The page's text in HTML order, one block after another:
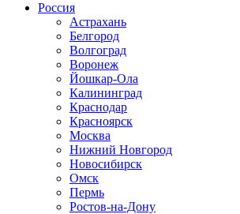
Россия
Астрахань
Белгород
Волгоград
Воронеж
Йошкар-Ола
Калининград
Краснодар
Красноярск
Москва
Нижний Новгород
Новосибирск
Омск
Пермь
Ростов-на-Дону